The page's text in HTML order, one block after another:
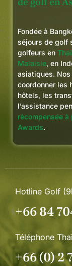
Fondée à
séjours de golf
golfeurs en
Malaisie, en
asiatiques.
coordonner les
hôtels, les
l’assistance
récompensée
Awards.
Hotline Golf
+66 84
Téléphone
+66 (0) 2